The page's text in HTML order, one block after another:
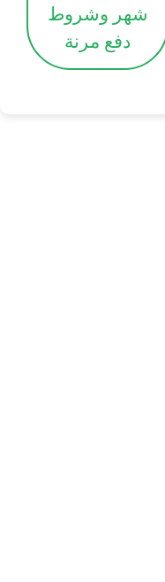
شهر وشروط
دفع مرنة